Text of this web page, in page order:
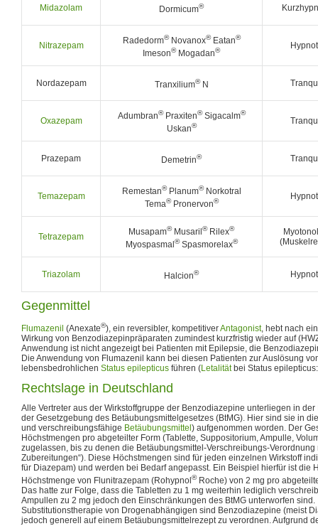
Midazolam Dormicum®
Nitrazepam Radedorm®Novanox®Eatan®
Imeson®Mogadan®
Nordazepam Tranxilium®N
Oxazepam Adumbran®Praxiten®Sigacalm®
Uskan®
Prazepam Demetrin®
Temazepam Remestan®Planum®Norkotral
Tema®Pronervon®
Tetrazepam Musapam®Musaril®Rilex®
Myospasmal®Spasmorelax®
Triazolam Halcion®
Gegenmittel
Flumazenil (Anexate®), ein reversibler, kompetitiverAntagonist, hebt nach
Wirkung von Benzodiazepinpräparaten zumindest kurzfristig wieder auf
Anwendung ist nicht angezeigt bei Patienten mit Epilepsie, die
Die Anwendung von Flumazenil kann bei diesen Patienten zur Auslösung
lebensbedrohlichen Status epilepticus führen (Letalitätbei Status
Rechtslage in Deutschland
Alle Vertreter aus der Wirkstoffgruppe der Benzodiazepine unterliegen in
der Gesetzgebung des Betäubungsmittelgesetzes (BtMG). Hier sind sie in
und verschreibungsfähige Betäubungsmittel) aufgenommen worden. Der
Höchstmengen pro abgeteilter Form (Tablette, Suppositorium, Ampulle,
zugelassen, bis zu denen die Betäubungsmittel-Verschreibungs-Verordnung
Zubereitungen“). Diese Höchstmengen sind für jeden einzelnen Wirkstoff
für Diazepam) und werden bei Bedarf angepasst. Ein Beispiel hierfür ist die
Höchstmenge von Flunitrazepam (Rohypnol®Roche) von 2 mg pro
Das hatte zur Folge, dass die Tabletten zu 1 mg weiterhin lediglich
Ampullen zu 2 mg jedoch den Einschränkungen des BtMG unterworfen sind.
Substitutionstherapie von Drogenabhängigen sind Benzodiazepine (meist
jedoch generell auf einem Betäubungsmittelrezept zu verordnen. Aufgrund